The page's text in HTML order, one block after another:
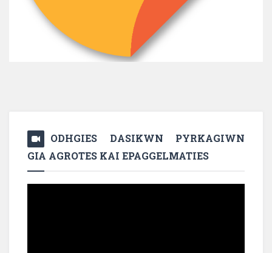
ODHGIES DASIKWN PYRKAGIWN
GIA AGROTES KAI EPAGGELMATIES